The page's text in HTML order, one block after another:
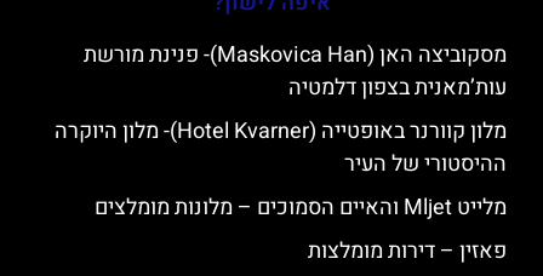
מסקוביצה האן (Maskovica Han)- פנינת מורשת
עות’מאנית בצפון דלמטיה
מלון קוורנר באופטייה (Hotel Kvarner)- מלון היוקרה
ההיסטורי של העיר
מלייט Mljet והאיים הסמוכים – מלונות מומלצים
פאזין – דירות מומלצות